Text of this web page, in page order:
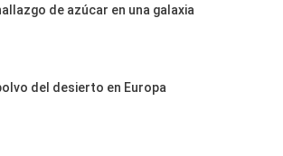
de azúcar en una galaxia
del desierto en Europa